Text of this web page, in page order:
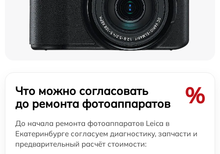
Что можно согласовать
до ремонта фотоаппаратов
%
До начала ремонта фотоаппаратов Leica в
Екатеринбурге согласуем диагностику, запчасти и
предварительный расчёт стоимости: